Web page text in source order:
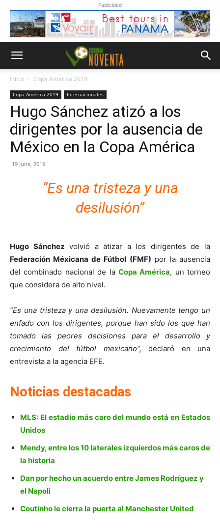
Publicidad
Inicio Copa América 2019
Copa América 2019 Internacionales
Hugo Sánchez atizó a los
dirigentes por la ausencia de
México en la Copa América
19 June, 2019
“Es una tristeza y una
desilusión”
Hugo Sánchez volvió a atizar a los dirigentes de la
Federación Méxicana de Fútbol (FMF) por la ausencia
del combinado nacional de la Copa América, un torneo
que considera de alto nivel.
“Es una tristeza y una desilusión. Nuevamente tengo un
enfado con los dirigentes, porque han sido los que han
tomado las peores decisiones para el desarrollo y
crecimiento del fútbol mexicano”, declaró en una
entrevista a la agencia EFE.
Noticias destacadas
MLS: El estadio más caro del mundo está en Estados
Unidos
Mendy, entre los 10 laterales izquierdos más caros de
la historia
Dan por hecho un acuerdo entre James Rodríguez y
el Napoli
Coutinho le cierra la puerta al Manchester United